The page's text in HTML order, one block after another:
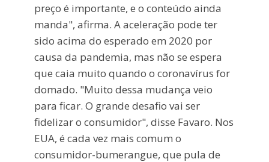
preço é importante, e o conteúdo ainda
manda", afirma. A aceleração pode ter
sido acima do esperado em 2020 por
causa da pandemia, mas não se espera
que caia muito quando o coronavírus for
domado. "Muito dessa mudança veio
para ficar. O grande desafio vai ser
fidelizar o consumidor", disse Favaro. Nos
EUA, é cada vez mais comum o
consumidor-bumerangue, que pula de